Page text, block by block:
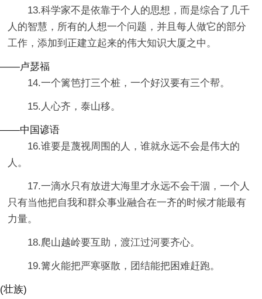
13.科学家不是依靠于个人的思想，而是综合了几千
人的智慧，所有的人想一个问题，并且每人做它的部分
工作，添加到正建立起来的伟大知识大厦之中。
——卢瑟福
14.一个篱笆打三个桩，一个好汉要有三个帮。
15.人心齐，泰山移。
——中国谚语
16.谁要是蔑视周围的人，谁就永远不会是伟大的
人。
17.一滴水只有放进大海里才永远不会干涸，一个人
只有当他把自我和群众事业融合在一齐的时候才能最有
力量。
18.爬山越岭要互助，渡江过河要齐心。
19.篝火能把严寒驱散，团结能把困难赶跑。
(壮族)